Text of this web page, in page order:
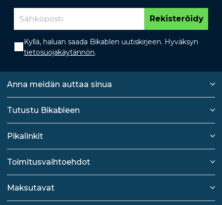
Rekisteröidy
Kyllä, haluan saada Bikablen uutiskirjeen. Hyväksyn
tietosuojakäytännön.
Anna meidän auttaa sinua
Tutustu Bikableen
Pikalinkit
Toimitusvaihtoehdot
Maksutavat